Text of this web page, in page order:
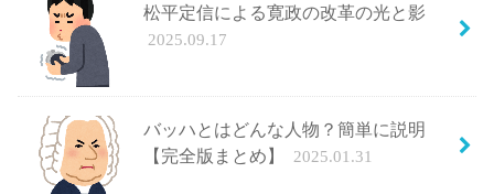
松平定信による寛政の改革の光と影
2025.09.17
バッハとはどんな人物？簡単に説明
【完全版まとめ】
2025.01.31